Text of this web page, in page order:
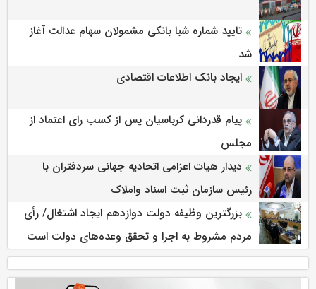
تایید شماره شبا بانکی مشمولان سهام عدالت آغاز
شد
ایجاد بانک اطلاعات اقتصادی
پیام قدردانی کرباسیان پس از کسب رای اعتماد از
مجلس
دیدار هیات اعزامی اتحادیه جهانی سردفتران با
رئیس سازمان ثبت اسناد واملاک
بزرگترین وظیفه دولت دوازدهم ایجاد اشتغال/ رأی
مردم مشروط به اجرا و تحقق وعده‌های دولت است